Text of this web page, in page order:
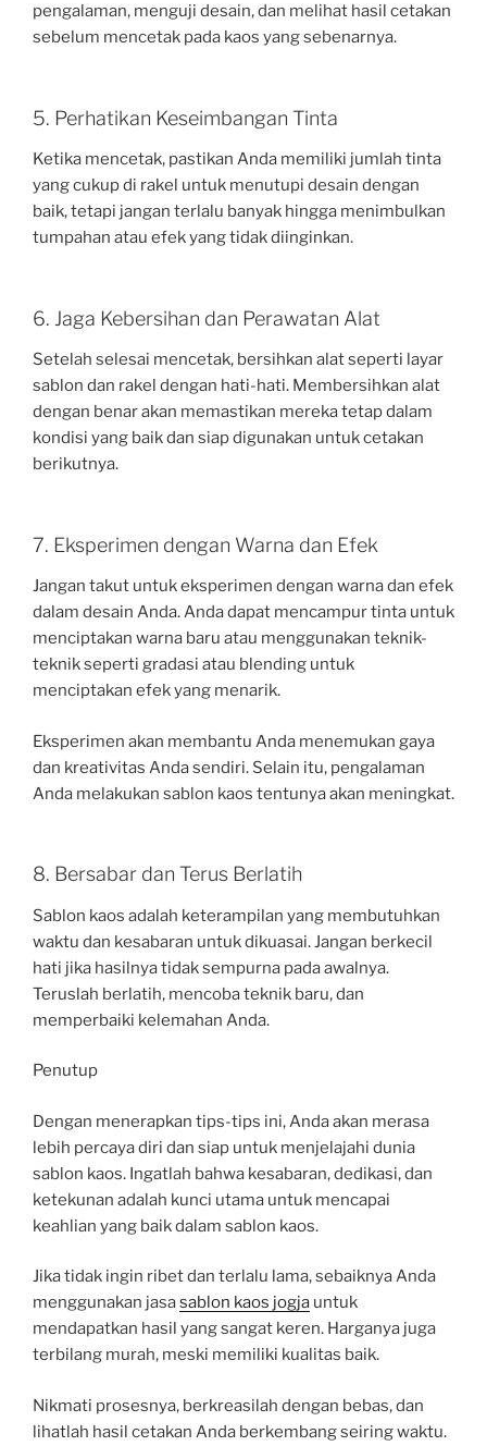
pengalaman, menguji desain, dan melihat hasil cetakan
sebelum mencetak pada kaos yang sebenarnya.
5. Perhatikan Keseimbangan Tinta
Ketika mencetak, pastikan Anda memiliki jumlah tinta
yang cukup di rakel untuk menutupi desain dengan
baik, tetapi jangan terlalu banyak hingga menimbulkan
tumpahan atau efek yang tidak diinginkan.
6. Jaga Kebersihan dan Perawatan Alat
Setelah selesai mencetak, bersihkan alat seperti layar
sablon dan rakel dengan hati-hati. Membersihkan alat
dengan benar akan memastikan mereka tetap dalam
kondisi yang baik dan siap digunakan untuk cetakan
berikutnya.
7. Eksperimen dengan Warna dan Efek
Jangan takut untuk eksperimen dengan warna dan efek
dalam desain Anda. Anda dapat mencampur tinta untuk
menciptakan warna baru atau menggunakan teknik-
teknik seperti gradasi atau blending untuk
menciptakan efek yang menarik.
Eksperimen akan membantu Anda menemukan gaya
dan kreativitas Anda sendiri. Selain itu, pengalaman
Anda melakukan sablon kaos tentunya akan meningkat.
8. Bersabar dan Terus Berlatih
Sablon kaos adalah keterampilan yang membutuhkan
waktu dan kesabaran untuk dikuasai. Jangan berkecil
hati jika hasilnya tidak sempurna pada awalnya.
Teruslah berlatih, mencoba teknik baru, dan
memperbaiki kelemahan Anda.
Penutup
Dengan menerapkan tips-tips ini, Anda akan merasa
lebih percaya diri dan siap untuk menjelajahi dunia
sablon kaos. Ingatlah bahwa kesabaran, dedikasi, dan
ketekunan adalah kunci utama untuk mencapai
keahlian yang baik dalam sablon kaos.
Jika tidak ingin ribet dan terlalu lama, sebaiknya Anda
menggunakan jasasablon kaos jogja untuk
mendapatkan hasil yang sangat keren. Harganya juga
terbilang murah, meski memiliki kualitas baik.
Nikmati prosesnya, berkreasilah dengan bebas, dan
lihatlah hasil cetakan Anda berkembang seiring waktu.